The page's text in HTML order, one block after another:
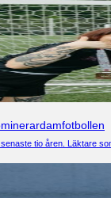
tio åren. Läktare